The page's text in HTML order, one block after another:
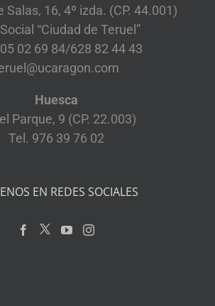
Salas, 16, 4º izda. (CP. 44.001)
“Ciudad de Teruel”
02 69 84/628 82 44 43
Huesca
Parque, 9 (CP. 22.003)
Tel. 976 39 76 02
EN REDES SOCIALES